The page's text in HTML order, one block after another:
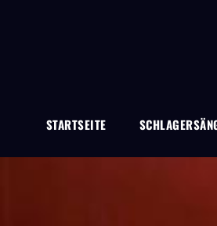
STARTSEITE